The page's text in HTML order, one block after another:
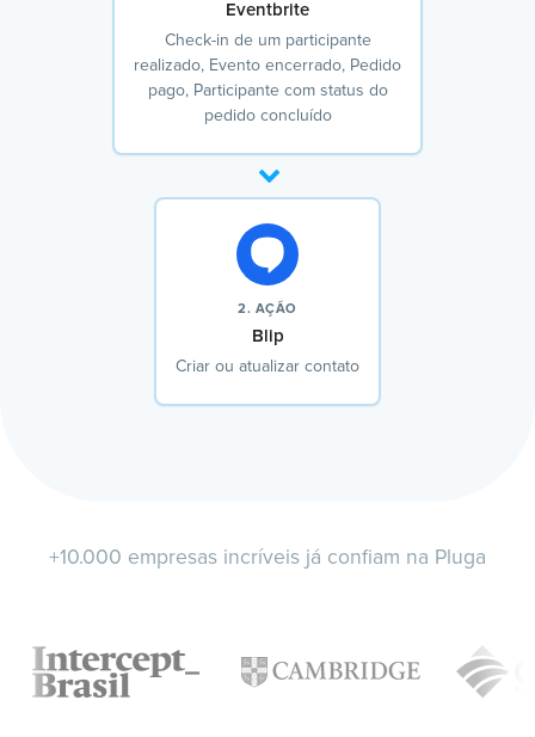
Eventbrite
Check-in de um participante
realizado, Evento encerrado, Pedido
pago, Participante com status do
pedido concluído
2. AÇÃO
Blip
Criar ou atualizar contato
+10.000 empresas incríveis já confiam na Pluga